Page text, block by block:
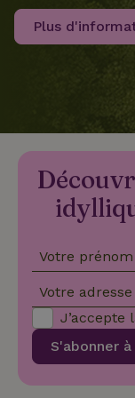
Plus
Votre prénom
Votre
S'abonner
J’accepte
_nhft_safety-
geo-json